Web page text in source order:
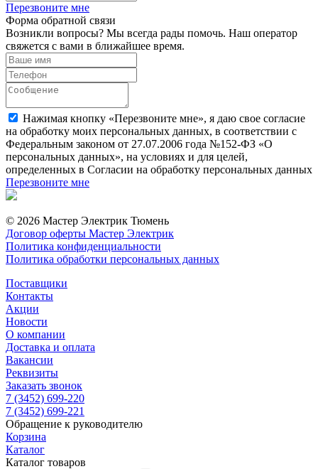
Перезвоните мне
Форма обратной связи
Возникли вопросы? Мы всегда рады помочь. Наш оператор
свяжется с вами в ближайшее время.
Нажимая кнопку «Перезвоните мне», я даю свое согласие
на обработку моих персональных данных, в соответствии с
Федеральным законом от 27.07.2006 года №152-ФЗ «О
персональных данных», на условиях и для целей,
определенных в Согласии на обработку персональных данных
Перезвоните мне
© 2026 Мастер Электрик Тюмень
Договор оферты Мастер Электрик
Политика конфиденциальности
Политика обработки персональных данных
Поставщики
Контакты
Акции
Новости
О компании
Доставка и оплата
Вакансии
Реквизиты
Заказать звонок
7 (3452) 699-220
7 (3452) 699-221
Обращение к руководителю
Корзина
Каталог
Каталог товаров